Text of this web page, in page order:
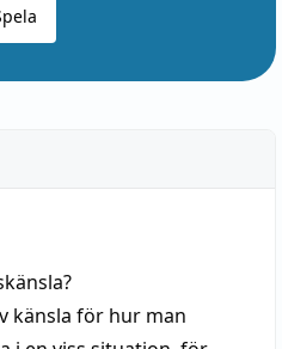
?
känsla för hur man